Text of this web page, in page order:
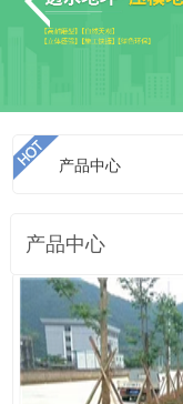
产品中心
产品中心